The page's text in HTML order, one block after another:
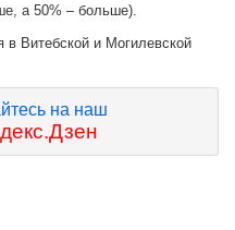
а 50% – больше).
в Витебской и Могилевской
на наш